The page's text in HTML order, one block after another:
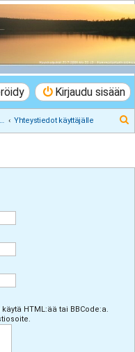
Kirjaudu sisään
Vaella virtuaalisesti kunnes pääset oikeasti Yhteystiedot käyttäjälle
i
HTML:ää tai BBCode:a.